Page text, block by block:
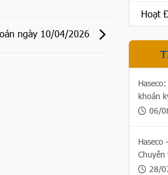
ngày 10/04/2026
Hoạt
khoán
06/08/
06/
Chuyên
28/